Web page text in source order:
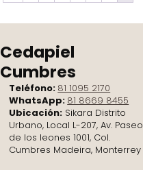
Cedapiel
Cumbres
Teléfono: 81 1095 2170
WhatsApp: 81 8669 8455
Ubicación: Sikara Distrito
Urbano, Local L-207, Av. Paseo
de los leones 1001, Col.
Cumbres Madeira, Monterrey